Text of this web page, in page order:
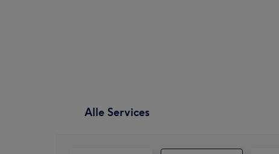
Alle Services